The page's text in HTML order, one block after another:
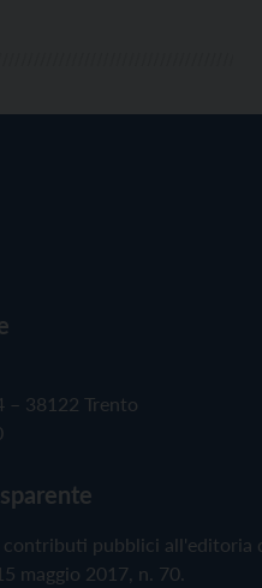
– 38122 Trento
contributi pubblici all'editoria
maggio 2017, n. 70.